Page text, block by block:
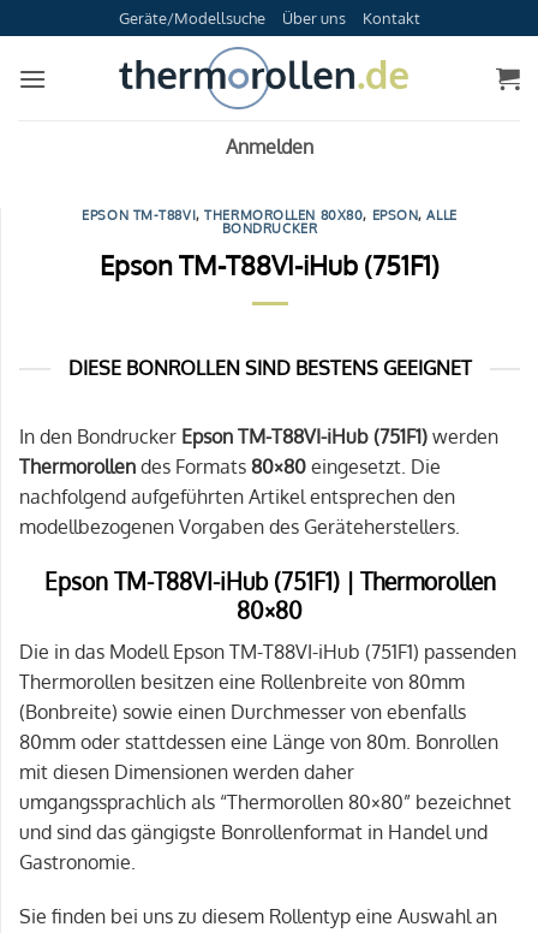
Inhalt
springen
Geräte/Modellsuche Über uns Kontakt
Anmelden
EPSON TM-T88VI,THERMOROLLEN 80X80, EPSON,ALLE
BONDRUCKER
Epson TM-T88VI-iHub (751F1)
DIESE BONROLLEN SIND BESTENS GEEIGNET
In den Bondrucker Epson TM-T88VI-iHub (751F1) werden
Thermorollen des Formats 80×80 eingesetzt. Die
nachfolgend aufgeführten Artikel entsprechen den
modellbezogenen Vorgaben des Geräteherstellers.
Epson TM-T88VI-iHub (751F1) | Thermorollen
80×80
Die in das Modell Epson TM-T88VI-iHub (751F1) passenden
Thermorollen besitzen eine Rollenbreite von 80mm
(Bonbreite) sowie einen Durchmesser von ebenfalls
80mm oder stattdessen eine Länge von 80m. Bonrollen
mit diesen Dimensionen werden daher
umgangssprachlich als “Thermorollen 80×80” bezeichnet
und sind das gängigste Bonrollenformat in Handel und
Gastronomie.
Sie finden bei uns zu diesem Rollentyp eine Auswahl an